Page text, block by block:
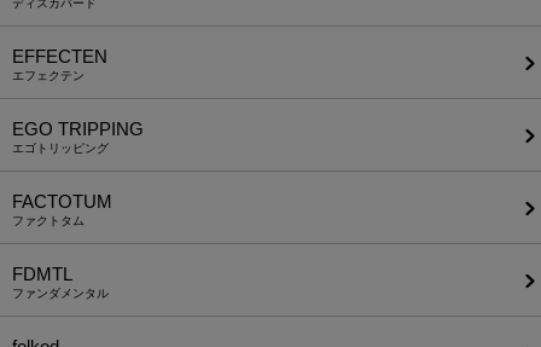
ディスカバード
EFFECTEN
エフェクテン
EGO TRIPPING
エゴトリッピング
FACTOTUM
ファクトタム
FDMTL
ファンダメンタル